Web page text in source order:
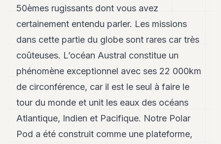
FR
50èmes rugissants dont vous avez
certainement entendu parler. Les missions
dans cette partie du globe sont rares car très
coûteuses. L’océan Austral constitue un
phénomène exceptionnel avec ses 22 000km
de circonférence, car il est le seul à faire le
tour du monde et unit les eaux des océans
Atlantique, Indien et Pacifique. Notre Polar
Pod a été construit comme une plateforme,